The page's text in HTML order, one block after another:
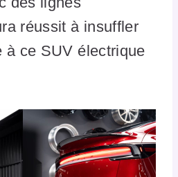
réussit à insuffler
à ce SUV électrique